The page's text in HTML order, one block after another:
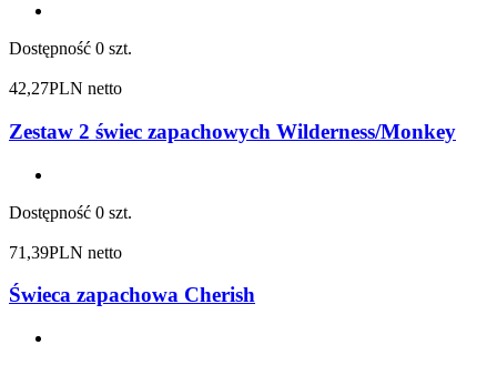
Dostępność 0 szt.
42,27PLN netto
Zestaw 2 świec zapachowych Wilderness/Monkey
Dostępność 0 szt.
71,39PLN netto
Świeca zapachowa Cherish